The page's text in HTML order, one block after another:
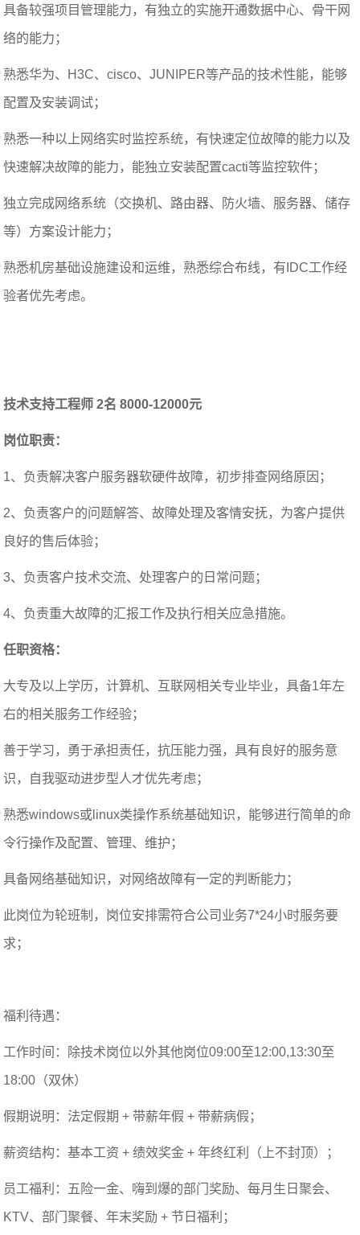
具备较强项目管理能力，有独立的实施开通数据中心、骨干网
络的能力；
熟悉华为、H3C、cisco、JUNIPER等产品的技术性能，能够
配置及安装调试；
熟悉一种以上网络实时监控系统，有快速定位故障的能力以及
快速解决故障的能力，能独立安装配置cacti等监控软件；
独立完成网络系统（交换机、路由器、防火墙、服务器、储存
等）方案设计能力；
熟悉机房基础设施建设和运维，熟悉综合布线，有IDC工作经
验者优先考虑。
技术支持工程师 2名 8000-12000元
岗位职责：
1、负责解决客户服务器软硬件故障，初步排查网络原因；
2、负责客户的问题解答、故障处理及客情安抚，为客户提供
良好的售后体验；
3、负责客户技术交流、处理客户的日常问题；
4、负责重大故障的汇报工作及执行相关应急措施。
任职资格：
大专及以上学历，计算机、互联网相关专业毕业，具备1年左
右的相关服务工作经验；
善于学习，勇于承担责任，抗压能力强，具有良好的服务意
识，自我驱动进步型人才优先考虑；
熟悉windows或linux类操作系统基础知识，能够进行简单的命
令行操作及配置、管理、维护；
具备网络基础知识，对网络故障有一定的判断能力；
此岗位为轮班制，岗位安排需符合公司业务7*24小时服务要
求；
福利待遇：
工作时间：除技术岗位以外其他岗位09:00至12:00,13:30至
18:00（双休）
假期说明：法定假期 + 带薪年假 + 带薪病假；
薪资结构：基本工资 + 绩效奖金 + 年终红利（上不封顶）；
员工福利：五险一金、嗨到爆的部门奖励、每月生日聚会、
KTV、部门聚餐、年末奖励 + 节日福利；